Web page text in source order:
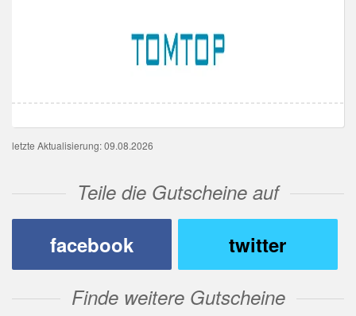
letzte Aktualisierung: 09.08.2026
Teile die Gutscheine auf
facebook
twitter
Finde weitere Gutscheine